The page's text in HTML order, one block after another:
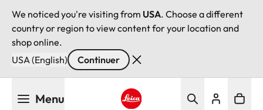
We noticed you're visiting from USA. Choose a different
country or region to view content for your location and
shop online.
USA (English)
Continuer
Menu